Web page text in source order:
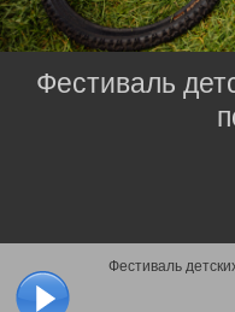
Фестиваль
Фестиваль